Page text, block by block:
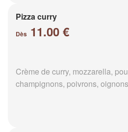
Pizza curry
Dès 11.00 €
Crème de curry, mozzarella,
champignons, poivrons, oignons